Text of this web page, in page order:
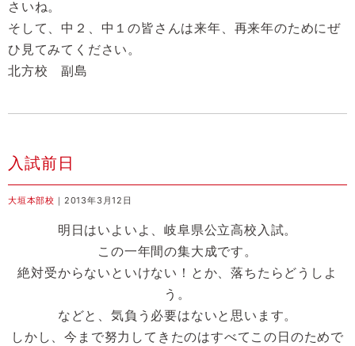
さいね。
そして、中２、中１の皆さんは来年、再来年のためにぜ
ひ見てみてください。
北方校 副島
入試前日
大垣本部校 ｜2013年3月12日
明日はいよいよ、岐阜県公立高校入試。
この一年間の集大成です。
絶対受からないといけない！とか、落ちたらどうしよ
う。
などと、気負う必要はないと思います。
しかし、今まで努力してきたのはすべてこの日のためで